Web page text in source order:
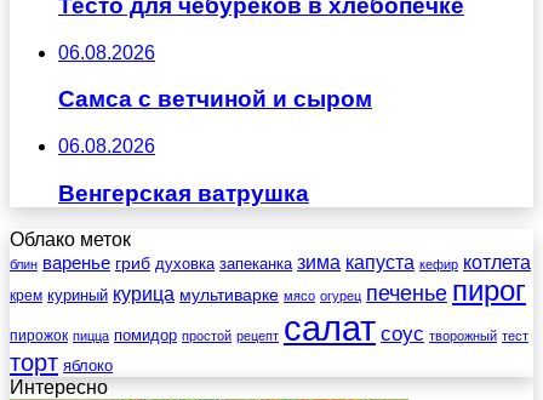
Тесто для чебуреков в хлебопечке
06.08.2026
Самса с ветчиной и сыром
06.08.2026
Венгерская ватрушка
Облако меток
блин варенье гриб духовка запеканка зима капуста кефир котлета
крем куриный курица мультиварке мясо огурец печенье пирог
пирожок пицца помидор простой рецепт салат соус творожный тест
торт яблоко
Интересно